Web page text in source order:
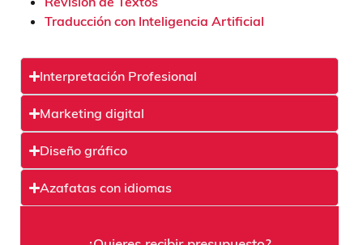
Traducción con Inteligencia Artificial
Interpretación Profesional
Marketing digital
Diseño gráfico
Azafatas con idiomas